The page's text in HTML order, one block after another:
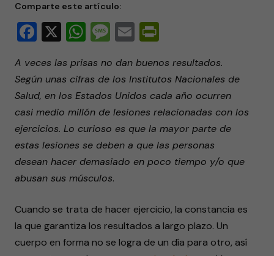
Comparte este artículo:
Facebook
X WhatsApp
Message
Email
A veces las prisas no dan buenos resultados.
Según unas cifras de los Institutos Nacionales de
Salud, en los Estados Unidos cada año ocurren
casi medio millón de lesiones relacionadas con los
ejercicios. Lo curioso es que la mayor parte de
estas lesiones se deben a que las personas
desean hacer demasiado en poco tiempo y/o que
abusan sus músculos.
Cuando se trata de hacer ejercicio, la constancia es
la que garantiza los resultados a largo plazo. Un
cuerpo en forma no se logra de un día para otro, así